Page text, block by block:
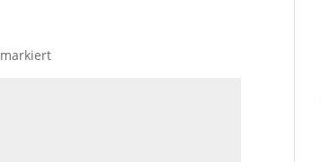
markiert